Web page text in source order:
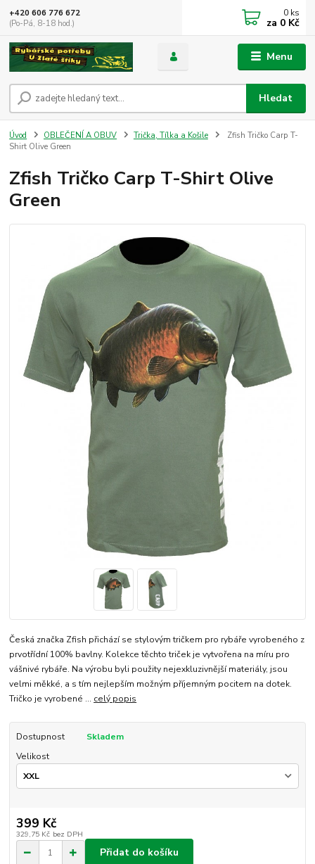
Menu
Hledat
+420 606 776 672
(Po-Pá, 8-18 hod.)
0 ks
za 0 Kč
Úvod OBLEČENÍ A OBUV Trička, Tílka a Košile
Zfish Tričko Carp T-
Shirt Olive Green
Zfish Tričko Carp T-Shirt Olive
Green
Česká značka Zfish přichází se stylovým tričkem pro rybáře vyrobeného z
prvotřídní 100% bavlny. Kolekce těchto triček je vytvořena na míru pro
vášnivé rybáře. Na výrobu byli použity nejexkluzivnější materiály, jsou
velmi měkké, a s tím nejlepším možným příjemným pocitem na dotek.
Tričko je vyrobené ... celý popis
Dostupnost
Skladem
Velikost
399 Kč
329,75 Kč bez DPH
Přidat do košíku